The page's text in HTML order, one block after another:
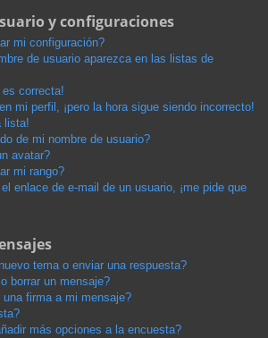
y configuraciones
mi configuración?
de usuario aparezca en las listas de
es correcta!
mi perfil, ¡pero la hora sigue siendo incorrecto!
lista!
de mi nombre de usuario?
avatar?
mi rango?
enlace de e-mail de un usuario, ¡me pide que
tema o enviar una respuesta?
borrar un mensaje?
firma a mi mensaje?
más opciones a la encuesta?